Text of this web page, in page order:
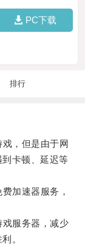
PC下载
排行
，但是由于网
卡顿、延迟等
加速器服务，
服务器，减少
。